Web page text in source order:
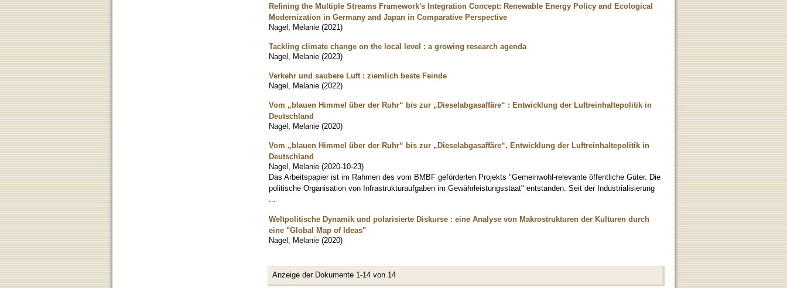
Refining the Multiple Streams Framework's Integration Concept: Renewable Energy Policy and Ecological
Modernization in Germany and Japan in Comparative Perspective
Nagel, Melanie (2021)
Tackling climate change on the local level : a growing research agenda
Nagel, Melanie (2023)
Verkehr und saubere Luft : ziemlich beste Feinde
Nagel, Melanie (2022)
Vom „blauen Himmel über der Ruhr“ bis zur „Dieselabgasaffäre“ : Entwicklung der Luftreinhaltepolitik in
Deutschland
Nagel, Melanie (2020)
Vom „blauen Himmel über der Ruhr“ bis zur „Dieselabgasaffäre“. Entwicklung der Luftreinhaltepolitik in
Deutschland
Nagel, Melanie (2020-10-23)
Das Arbeitspapier ist im Rahmen des vom BMBF geförderten Projekts "Gemeinwohl-relevante öffentliche Güter. Die
politische Organisation von Infrastrukturaufgaben im Gewährleistungsstaat" entstanden. Seit der Industrialisierung
Weltpolitische Dynamik und polarisierte Diskurse : eine Analyse von Makrostrukturen der Kulturen durch
eine "Global Map of Ideas"
Nagel, Melanie (2020)
Anzeige der Dokumente 1-14 von 14